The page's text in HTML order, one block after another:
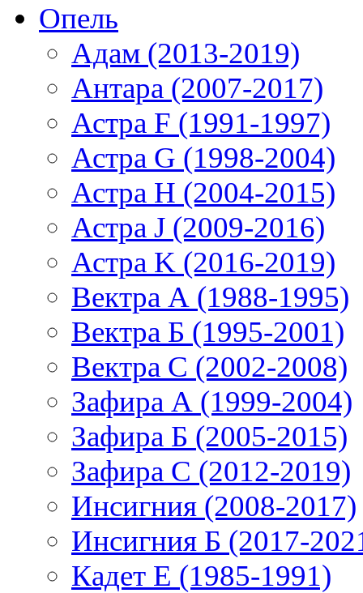
Опель
Адам (2013-2019)
Антара (2007-2017)
Астра F (1991-1997)
Астра G (1998-2004)
Астра H (2004-2015)
Астра J (2009-2016)
Астра K (2016-2019)
Вектра А (1988-1995)
Вектра Б (1995-2001)
Вектра С (2002-2008)
Зафира А (1999-2004)
Зафира Б (2005-2015)
Зафира С (2012-2019)
Инсигния (2008-2017)
Инсигния Б (2017-
Кадет Е (1985-1991)